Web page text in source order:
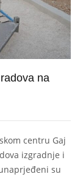
na
centru Gaj
izgradnje i
su